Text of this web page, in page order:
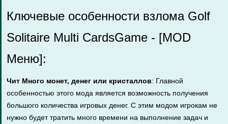
Ключевые особенности взлома Golf
Solitaire Multi CardsGame - [MOD
Меню]:
Чит Много монет, денег или кристаллов: Главной
особенностью этого мода является возможность получения
большого количества игровых денег. С этим модом игрокам не
нужно будет тратить много времени на выполнение задач и